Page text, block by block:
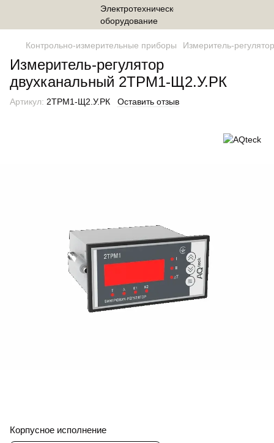
Контрольно-измерительные приборы Измеритель-регулятор
Измеритель-регулятор
двухканальный 2ТРМ1-Щ2.У.РК
Артикул: 2ТРМ1-Щ2.У.РК Оставить отзыв
Корпусное исполнение